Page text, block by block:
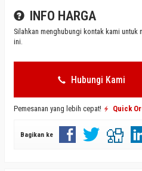
INFO HARGA
Silahkan menghubungi kontak kami
ini.
Hubungi Kami
Pemesanan yang lebih cepat! Quick
Bagikan ke